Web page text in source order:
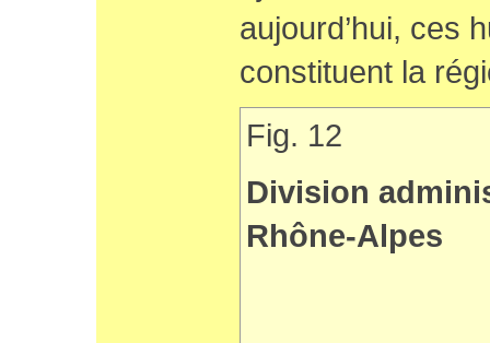
aujourd’hui, ces
constituent la
Fig. 12
Division
Rhône-Alpes